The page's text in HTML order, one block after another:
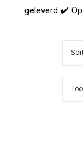
geleverd ✔️